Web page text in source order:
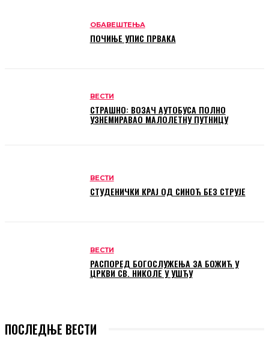
ОБАВЕШТЕЊА
ПОЧИЊЕ УПИС ПРВАКА
ВЕСТИ
СТРАШНО: ВОЗАЧ АУТОБУСА ПОЛНО
УЗНЕМИРАВАО МАЛОЛЕТНУ ПУТНИЦУ
ВЕСТИ
СТУДЕНИЧКИ КРАЈ ОД СИНОЋ БЕЗ СТРУЈЕ
ВЕСТИ
РАСПОРЕД БОГОСЛУЖЕЊА ЗА БОЖИЋ У
ЦРКВИ СВ. НИКОЛЕ У УШЋУ
ПОСЛЕДЊЕ ВЕСТИ